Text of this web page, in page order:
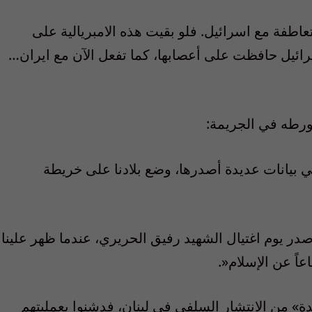
مع اسرائيل. فلو بقيت هذه الامبريالية على
حافظت على أعصابها، كما تفعل الآن مع ايران…
في الجريمة:
في بيانات عديدة أصدرها، وضع بلادنا على خريطة
يوم اغتيال الشهيد رفيق الحريري، عندما ظهر علينا
عن الإسلام«.
من الانتشار السلفي في لبنان، فدشنوا بعمليتهم